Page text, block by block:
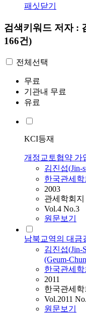
패싯닫기
검색키워드 저자 :
166건)
전체선택
무료
기관내 무료
유료
KCI등재
개정교토협약 가
김진섭(Jin-
한국관세학
2003
관세학회지
Vol.4 No.3
원문보기
남북교역의 대금
김진섭(Jin-
(Geum-
한국관세학
2011
한국관세학
Vol.2011
원문보기